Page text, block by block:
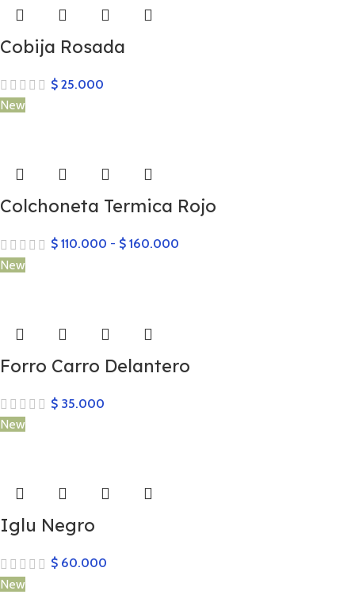
Cobija Rosada
$ 25.000
New
Colchoneta Termica Rojo
$ 110.000 - $ 160.000
New
Forro Carro Delantero
$ 35.000
New
Iglu Negro
$ 60.000
New